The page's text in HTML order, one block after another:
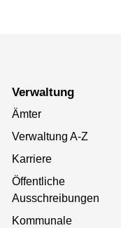
Verwaltung
Ämter
Verwaltung A-Z
Karriere
Öffentliche
Ausschreibungen
Kommunale